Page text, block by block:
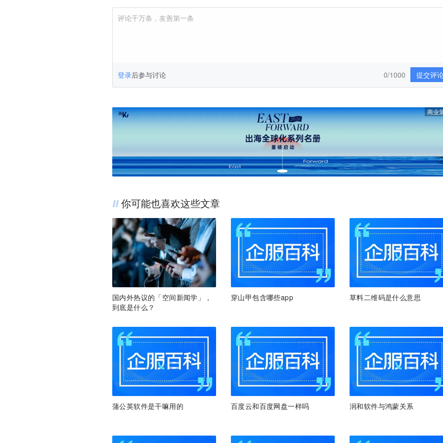
评论千万条，友善第一条
登录后参与讨论 提交评
0/1000
商业
你可能也喜欢这些文章
国内外热议的「空间新闻学」，
到底是什么？
穿山甲包含哪些app 草料二维码是什么意思
蒲公英软件是干嘛用的 百度云和百度网盘一样吗 润和软件与鸿蒙关系